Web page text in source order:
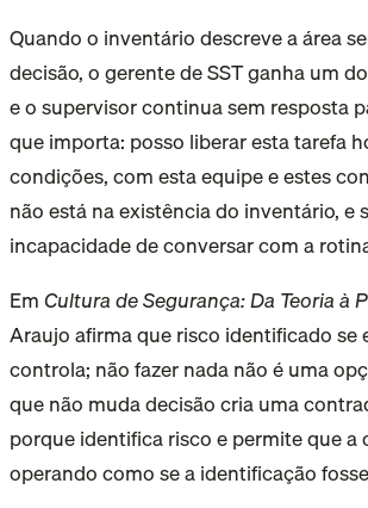
Quando o inventário descreve a área
decisão, o gerente de SST ganha um
e o supervisor continua sem resposta
que importa: posso liberar esta tarefa
condições, com esta equipe e estes
não está na existência do inventário, e
incapacidade de conversar com a
EmCultura de Segurança: Da Teoria à
Araujo afirma que risco identificado se
controla; não fazer nada não é uma
que não muda decisão cria uma
porque identifica risco e permite que a
operando como se a identificação